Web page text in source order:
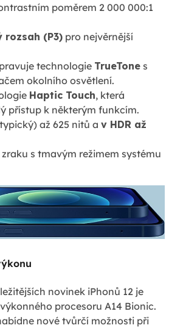
poměrem 2 000 000:1
rozsah (P3) pro nejvěrnější
technologie TrueTone s
okolního osvětlení.
Haptic Touch, která
přístup k některým funkcím.
až 625 nitů a v HDR až
s tmavým režimem systému
novinek iPhonů 12 je
procesoru A14 Bionic.
nové tvůrčí možnosti při